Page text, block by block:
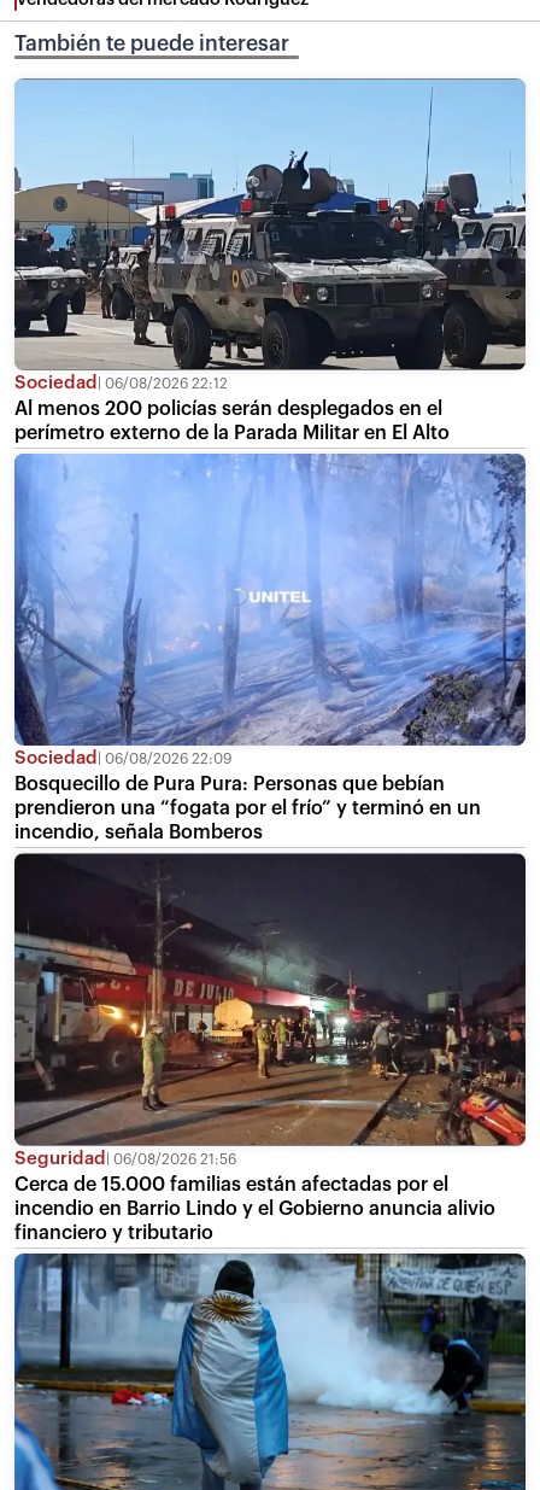
También te puede interesar
Sociedad 06/08/2026 22:12
Al menos 200 policías serán desplegados en el
perímetro externo de la Parada Militar en El Alto
Sociedad 06/08/2026 22:09
Bosquecillo de Pura Pura: Personas que bebían
prendieron una “fogata por el frío” y terminó en un
incendio, señala Bomberos
Seguridad 06/08/2026 21:56
Cerca de 15.000 familias están afectadas por el
incendio en Barrio Lindo y el Gobierno anuncia alivio
financiero y tributario